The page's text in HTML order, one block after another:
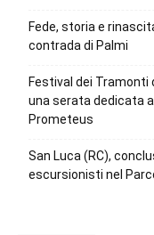
Fede, storia e
contrada di Palmi
Festival dei Tramonti
una serata dedicata
Prometeus
San Luca (RC),
escursionisti nel